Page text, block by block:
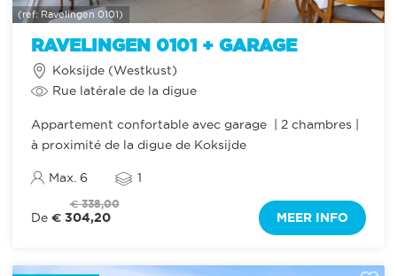
RAVELINGEN 0101 + GARAGE
(ref: Ravelingen 0101)
Koksijde (Westkust)
Rue latérale de la digue
Appartement confortable avec garage | 2 chambres |
à proximité de la digue de Koksijde
Max. 6 1
€ 338,00
De € 304,20 MEER INFO